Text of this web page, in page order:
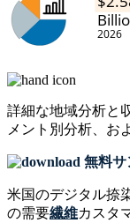
詳細な地域分析と
メント別分析、お
無料サ
米国のデジタル捺
の需要繊維カスタ